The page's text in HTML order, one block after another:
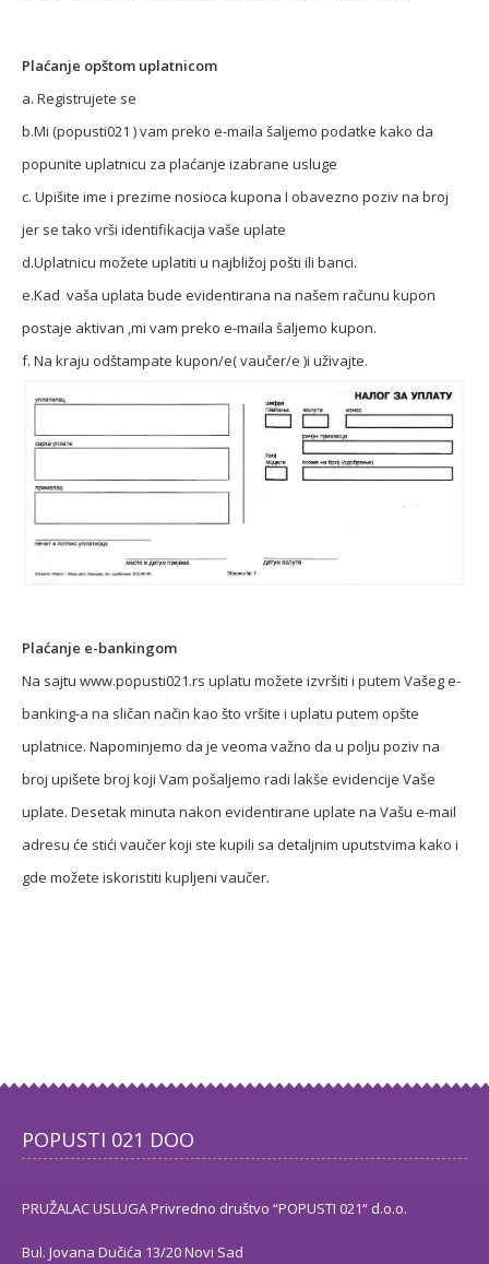
Plaćanje opštom uplatnicom
a. Registrujete se
b.Mi (popusti021 ) vam preko e-maila šaljemo podatke kako da
popunite uplatnicu za plaćanje izabrane usluge
c. Upišite ime i prezime nosioca kupona I obavezno poziv na broj
jer se tako vrši identifikacija vaše uplate
d.Uplatnicu možete uplatiti u najbližoj pošti ili banci.
e.Kad vaša uplata bude evidentirana na našem računu kupon
postaje aktivan ,mi vam preko e-maila šaljemo kupon.
f. Na kraju odštampate kupon/e( vaučer/e )i uživajte.
Plaćanje e-bankingom
Na sajtu www.popusti021.rs uplatu možete izvršiti i putem Vašeg e-
banking-a na sličan način kao što vršite i uplatu putem opšte
uplatnice. Napominjemo da je veoma važno da u polju poziv na
broj upišete broj koji Vam pošaljemo radi lakše evidencije Vaše
uplate. Desetak minuta nakon evidentirane uplate na Vašu e-mail
adresu će stići vaučer koji ste kupili sa detaljnim uputstvima kako i
gde možete iskoristiti kupljeni vaučer.
POPUSTI 021 DOO
PRUŽALAC USLUGA Privredno društvo “POPUSTI 021“ d.o.o.
Bul. Jovana Dučića 13/20 Novi Sad